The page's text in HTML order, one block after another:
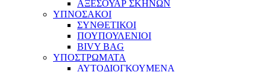
ΑΞΕΣΟΥΑΡ ΣΚΗΝΩΝ
ΥΠΝΟΣΑΚΟΙ
ΣΥΝΘΕΤΙΚΟΙ
ΠΟΥΠΟΥΛΕΝΙΟΙ
BIVY BAG
ΥΠΟΣΤΡΩΜΑΤΑ
ΑΥΤΟΔΙΟΓΚΟΥΜΕΝΑ